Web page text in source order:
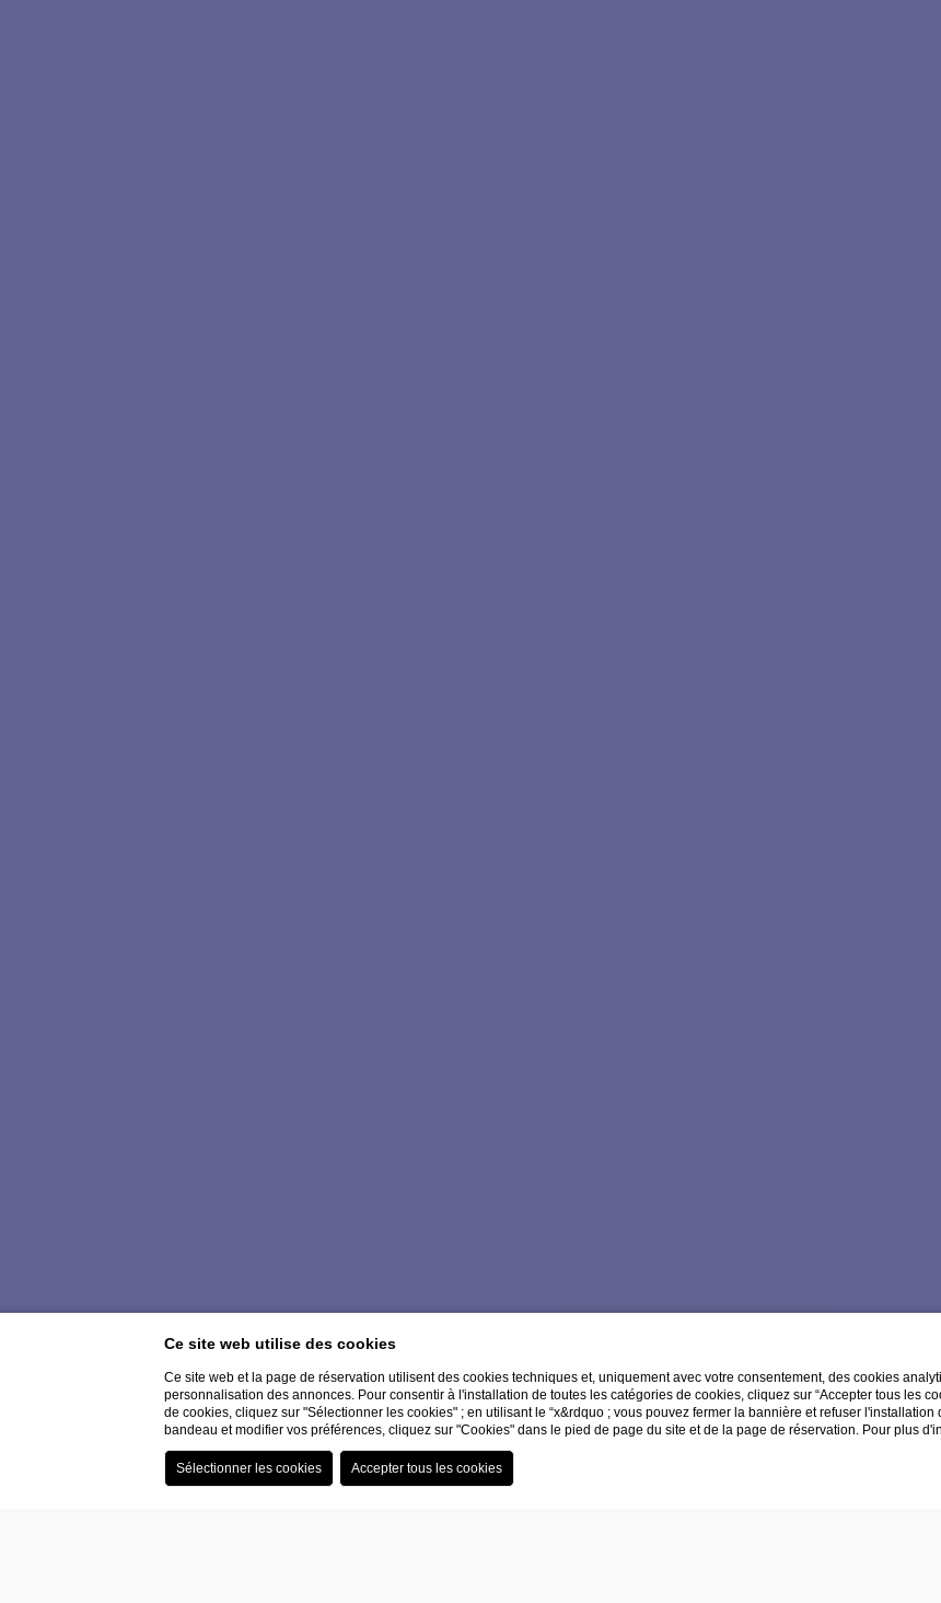
Ce site web utilise des cookies
Ce site web et la page de réservation utilisent des cookies techniques et, uniquement avec votre consentement, des cookies
personnalisation des annonces. Pour consentir à l'installation de toutes les catégories de cookies, cliquez sur “Accepter tous les
de cookies, cliquez sur "Sélectionner les cookies" ; en utilisant le “x&rdquo ; vous pouvez fermer la bannière et refuser
bandeau et modifier vos préférences, cliquez sur "Cookies" dans le pied de page du site et de la page de réservation. Pour plus